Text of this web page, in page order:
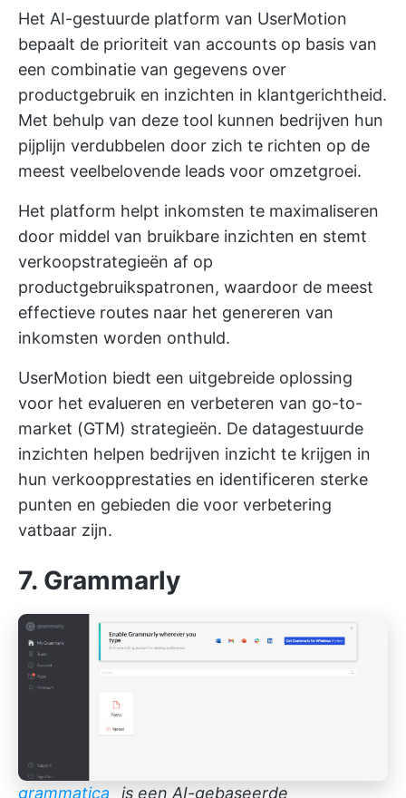
Het AI-gestuurde platform van UserMotion
bepaalt de prioriteit van accounts op basis van
een combinatie van gegevens over
productgebruik en inzichten in klantgerichtheid.
Met behulp van deze tool kunnen bedrijven hun
pijplijn verdubbelen door zich te richten op de
meest veelbelovende leads voor omzetgroei.
Het platform helpt inkomsten te maximaliseren
door middel van bruikbare inzichten en stemt
verkoopstrategieën af op
productgebruikspatronen, waardoor de meest
effectieve routes naar het genereren van
inkomsten worden onthuld.
UserMotion biedt een uitgebreide oplossing
voor het evalueren en verbeteren van go-to-
market (GTM) strategieën. De datagestuurde
inzichten helpen bedrijven inzicht te krijgen in
hun verkoopprestaties en identificeren sterke
punten en gebieden die voor verbetering
vatbaar zijn.
7. Grammarly
grammatica_ is een AI-gebaseerde